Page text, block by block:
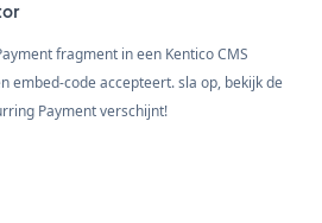
fragment in een Kentico CMS
embed-code accepteert. sla op, bekijk de
Payment verschijnt!